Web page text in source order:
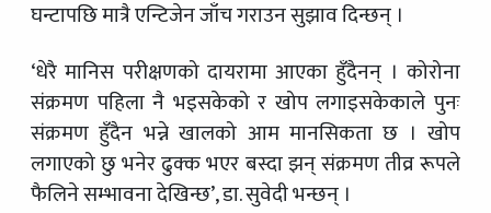
घन्टापछि मात्रै एन्टिजेन जाँच गराउन सुझाव दिन्छन् ।
‘धेरै मानिस परीक्षणको दायरामा आएका हुँदैनन् । कोरोना
संक्रमण पहिला नै भइसकेको र खोप लगाइसकेकाले पुनः
संक्रमण हुँदैन भन्ने खालको आम मानसिकता छ । खोप
लगाएको छु भनेर ढुक्क भएर बस्दा झन् संक्रमण तीव्र रूपले
फैलिने सम्भावना देखिन्छ’, डा. सुवेदी भन्छन् ।